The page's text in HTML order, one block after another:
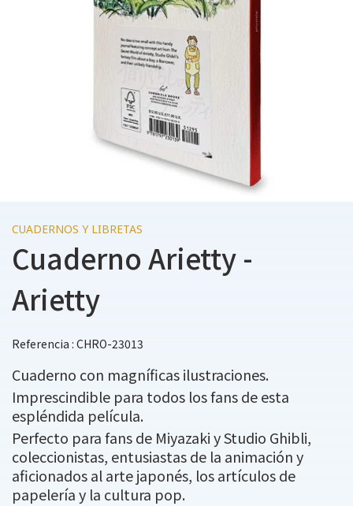
CUADERNOS Y LIBRETAS
Cuaderno Arietty -
Arietty
Referencia : CHRO-23013
Cuaderno con magníficas ilustraciones.
Imprescindible para todos los fans de esta
espléndida película.
Perfecto para fans de Miyazaki y Studio Ghibli,
coleccionistas, entusiastas de la animación y
aficionados al arte japonés, los artículos de
papelería y la cultura pop.